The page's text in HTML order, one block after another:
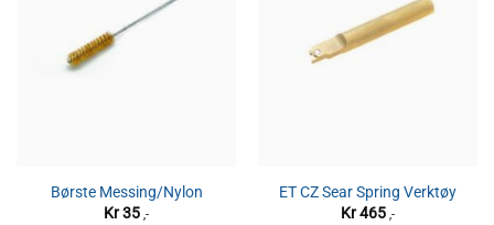
Børste Messing/Nylon
Kr35 ,-
ET CZ Sear Spring Verktøy
Kr465 ,-